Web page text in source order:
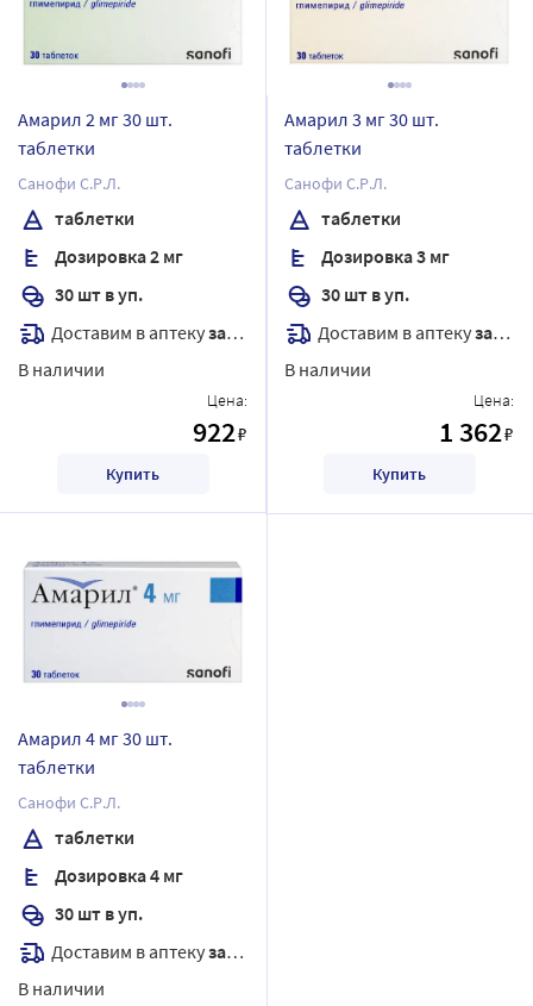
Амарил 2 мг 30 шт.
таблетки
Санофи С.Р.Л.
таблетки
Дозировка 2 мг
30 шт в уп.
Доставим в аптекузавтра
В наличии
Цена:
922₽
Купить
Амарил 3 мг 30 шт.
таблетки
Санофи С.Р.Л.
таблетки
Дозировка 3 мг
30 шт в уп.
Доставим в аптекузавтра
В наличии
Цена:
1 362₽
Купить
Амарил 4 мг 30 шт.
таблетки
Санофи С.Р.Л.
таблетки
Дозировка 4 мг
30 шт в уп.
Доставим в аптекузавтра
В наличии